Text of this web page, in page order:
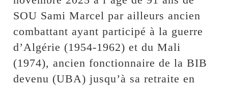
SOU Sami Marcel par ailleurs ancien
combattant ayant participé à la guerre
d’Algérie (1954-1962) et du Mali
(1974), ancien fonctionnaire de la BIB
devenu (UBA) jusqu’à sa retraite en